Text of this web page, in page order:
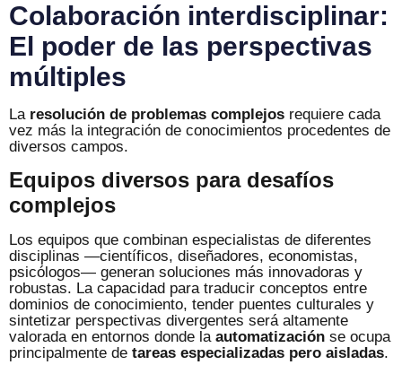
Colaboración interdisciplinar:
El poder de las perspectivas
múltiples
La resolución de problemas complejos requiere cada
vez más la integración de conocimientos procedentes de
diversos campos.
Equipos diversos para desafíos
complejos
Los equipos que combinan especialistas de diferentes
disciplinas —científicos, diseñadores, economistas,
psicólogos— generan soluciones más innovadoras y
robustas. La capacidad para traducir conceptos entre
dominios de conocimiento, tender puentes culturales y
sintetizar perspectivas divergentes será altamente
valorada en entornos donde la automatización se ocupa
principalmente de tareas especializadas pero aisladas.